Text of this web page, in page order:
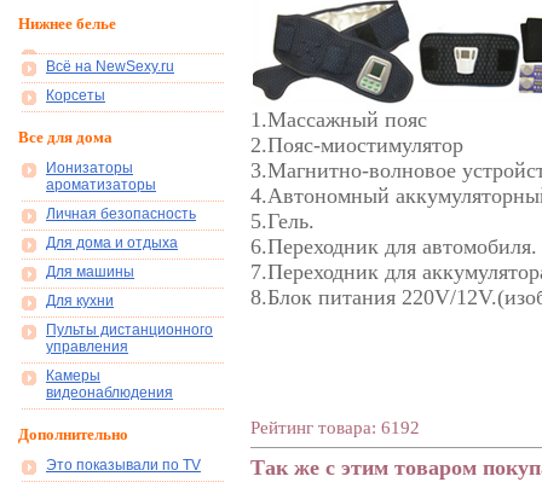
Нижнее белье
Всё на NewSexy.ru
Корсеты
Все для дома
Ионизаторы
ароматизаторы
Личная безопасность
Для дома и отдыха
Для машины
Для кухни
Пульты дистанционного
управления
Камеры
видеонаблюдения
Дополнительно
Это показывали по TV
1.Массажный пояс
2.Пояс-миостимулятор
3.Магнитно-волновое
4.Автономный
5.Гель.
6.Переходник для автомобиля.
7.Переходник для
8.Блок питания 220V/
Рейтинг товара: 6192
Так же с этим товаром